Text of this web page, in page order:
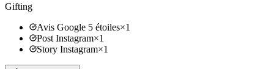
Gifting
Avis Google 5 étoiles×1
Post Instagram×1
Story Instagram×1